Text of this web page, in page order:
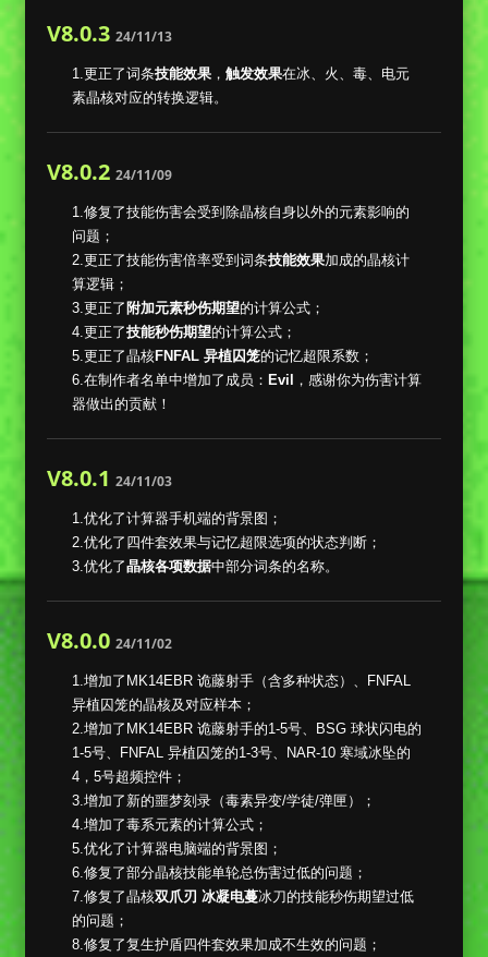
V8.0.3 24/11/13
1.更正了词条技能效果， 触发效果在冰、火、毒、电元
素晶核对应的转换逻辑。
V8.0.2 24/11/09
1.修复了技能伤害会受到除晶核自身以外的元素影响的
问题；
2.更正了技能伤害倍率受到词条技能效果加成的晶核计
算逻辑；
3.更正了 附加元素秒伤期望的计算公式；
4.更正了技能秒伤期望的计算公式；
5.更正了晶核FNFAL 异植囚笼的记忆超限系数；
6.在制作者名单中增加了成员： Evil
，感谢你为伤害计算
器做出的贡献！
V8.0.1 24/11/03
1.优化了计算器手机端的背景图；
2.优化了四件套效果与记忆超限选项的状态判断；
3.优化了晶核各项数据中部分词条的名称。
V8.0.0 24/11/02
1.增加了MK14EBR 诡藤射手（含多种状态）、FNFAL
异植囚笼的晶核及对应样本；
2.增加了MK14EBR 诡藤射手的1-5号、BSG 球状闪电的
1-5号、FNFAL 异植囚笼的1-3号、NAR-10 寒域冰坠的
4，5号超频控件；
3.增加了新的噩梦刻录（毒素异变/学徒/弹匣）；
4.增加了毒系元素的计算公式；
5.优化了计算器电脑端的背景图；
6.修复了部分晶核技能单轮总伤害过低的问题；
7.修复了晶核双爪刃 冰凝电蔓冰刀的技能秒伤期望过低
的问题；
8.修复了复生护盾四件套效果加成不生效的问题；